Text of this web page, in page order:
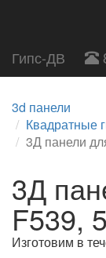
Гипс-ДВ
3d панели
Квадратные
3Д панели
3Д
F539,
Изготовим в